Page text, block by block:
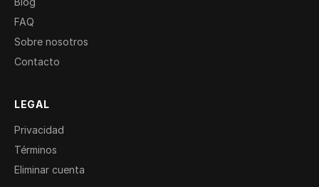
FAQ
Sobre nosotros
Contacto
LEGAL
Privacidad
Términos
Eliminar cuenta